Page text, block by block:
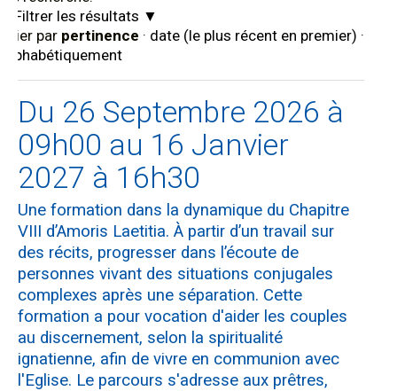
Filtrer les résultats
Trier par pertinence · date (le plus récent en premier) ·
alphabétiquement
Du 26 Septembre 2026 à
09h00 au 16 Janvier
2027 à 16h30
Une formation dans la dynamique du Chapitre
VIII d’Amoris Laetitia. À partir d’un travail sur
des récits, progresser dans l’écoute de
personnes vivant des situations conjugales
complexes après une séparation. Cette
formation a pour vocation d'aider les couples
au discernement, selon la spiritualité
ignatienne, afin de vivre en communion avec
l'Eglise. Le parcours s'adresse aux prêtres,